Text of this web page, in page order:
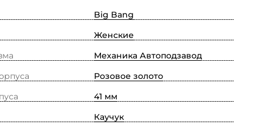
Big Bang
Женские
Механика Автоподзавод
Розовое золото
41 мм
Каучук